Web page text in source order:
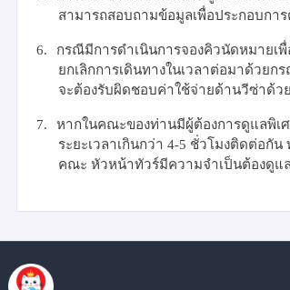
สามารถสอบถามข้อมูลเพื่อประกอบกา
6.
กรณีมีการดำเนินการจองคิวนัดหมายเ
ยกเลิกการเดินทางในเวลาต่อมาด้วย
จะต้องรับผิดชอบค่าใช้จ่ายด้านวีซ่าด้ว
7. หากในคณะของท่านมีผู้ต้องการดูแลพิเ
ระยะเวลาเกินกว่า 4-5 ชั่วโมงติดต่อกัน
คณะ หัวหน้าทัวร์มีความจำเป็นต้องดูแ